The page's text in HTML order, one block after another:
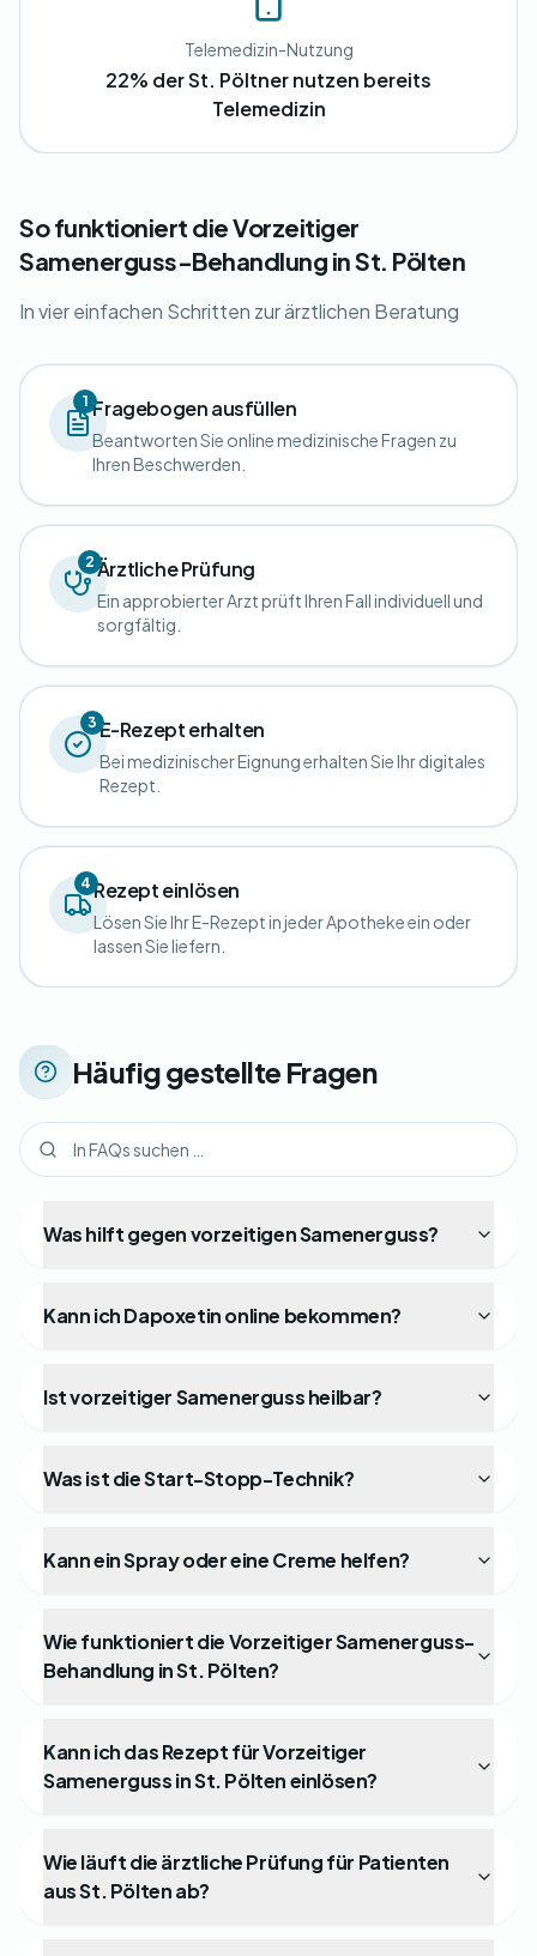
Telemedizin-Nutzung
22% der St. Pöltner nutzen bereits
Telemedizin
So funktioniert die Vorzeitiger
Samenerguss-Behandlung in St. Pölten
In vier einfachen Schritten zur ärztlichen Beratung
1 Fragebogen ausfüllen
Beantworten Sie online medizinische Fragen zu
Ihren Beschwerden.
2Ärztliche Prüfung
Ein approbierter Arzt prüft Ihren Fall individuell und
sorgfältig.
3E-Rezept erhalten
Bei medizinischer Eignung erhalten Sie Ihr digitales
Rezept.
4Rezept einlösen
Lösen Sie Ihr E-Rezept in jeder Apotheke ein oder
lassen Sie liefern.
Häufig gestellte Fragen
Was hilft gegen vorzeitigen Samenerguss?
Kann ich Dapoxetin online bekommen?
Ist vorzeitiger Samenerguss heilbar?
Was ist die Start-Stopp-Technik?
Kann ein Spray oder eine Creme helfen?
Wie funktioniert die Vorzeitiger Samenerguss-
Behandlung in St. Pölten?
Kann ich das Rezept für Vorzeitiger
Samenerguss in St. Pölten einlösen?
Wie läuft die ärztliche Prüfung für Patienten
aus St. Pölten ab?